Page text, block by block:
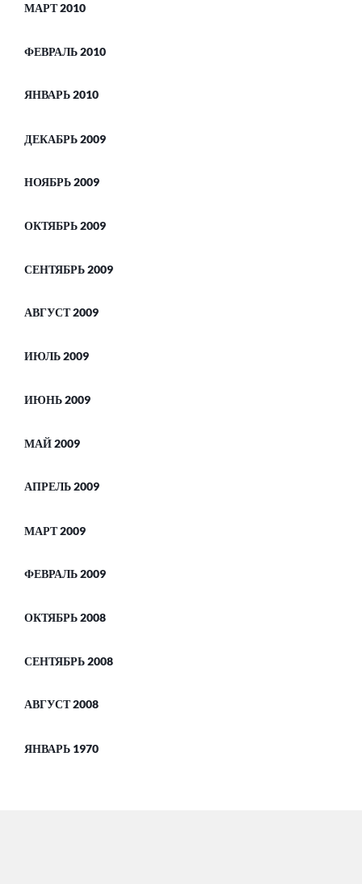
МАРТ 2010
ФЕВРАЛЬ 2010
ЯНВАРЬ 2010
ДЕКАБРЬ 2009
НОЯБРЬ 2009
ОКТЯБРЬ 2009
СЕНТЯБРЬ 2009
АВГУСТ 2009
ИЮЛЬ 2009
ИЮНЬ 2009
МАЙ 2009
АПРЕЛЬ 2009
МАРТ 2009
ФЕВРАЛЬ 2009
ОКТЯБРЬ 2008
СЕНТЯБРЬ 2008
АВГУСТ 2008
ЯНВАРЬ 1970